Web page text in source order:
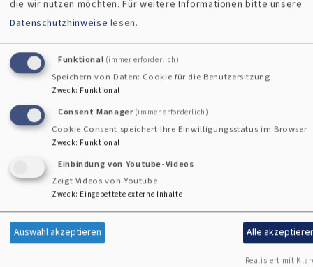
Bildrechte
Friedenskirche Teisnach
Von-Maltitz-Straße
94244 Teisnach
+
−
die wir nutzen möchten.Für weitere Informationen bitte unsere
Datenschutzhinweise lesen.
Funktional (immer erforderlich)
Speichern von Daten: Cookie für die Benutzersitzung
Zweck: Funktional
Consent Manager (immer erforderlich)
Cookie Consent speichert Ihre Einwilligungsstatus im Browser
Zweck: Funktional
Einbindung von Youtube-Videos
Zeigt Videos von Youtube
Zweck: Eingebettete externe Inhalte
Auswahl akzeptieren Alle
Realisiert mit